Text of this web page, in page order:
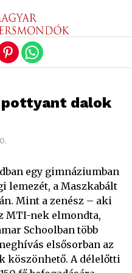
pottyant dalok
egy gimnáziumban
lemezét, a Maszkabált
Mint a zenész – aki
MTI-nek elmondta,
Schoolban több
elsősorban az
köszönhető. A délelőtti
version